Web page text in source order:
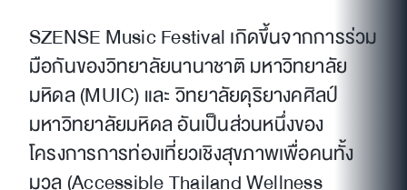
SZENSE Music Festival เกิดขึ้นจากการร่วม
มือกันของวิทยาลัยนานาชาติ มหาวิทยาลัย
มหิดล (MUIC) และ วิทยาลัยดุริยางคศิลป์
มหาวิทยาลัยมหิดล อันเป็นส่วนหนึ่งของ
โครงการการท่องเที่ยวเชิงสุขภาพเพื่อคนทั้ง